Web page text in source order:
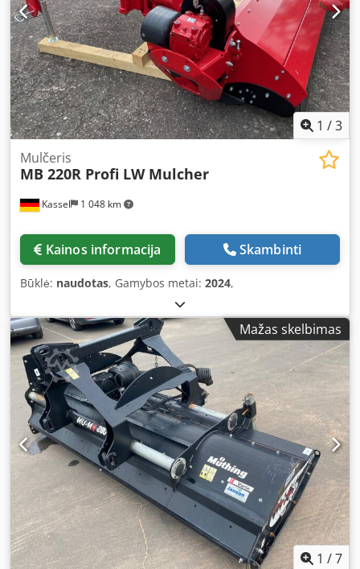
1 /3
Kassel 1 048 km
Mulčeris
MB 220R Profi LW Mulcher
Kainos informacija Skambinti
Būklė: naudotas, Gamybos metai: 2024,
Mažas skelbimas
1 /7